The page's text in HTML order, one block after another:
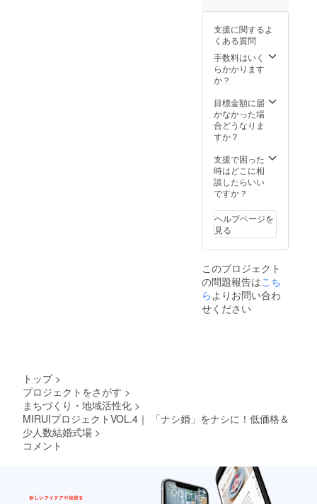
静岡市
登呂2-
14-16
駐車場
完備 ※
店舗ま
通費は
ご負担
いただ
きま
き！ 女
誕生
会・歓
送迎会
などに
ご利用
い。
※20名を
超える
場合は1
8,000円
追加と
なりま
す。 駐
備。
2020年
6月から
12月ま
日にち
で、事
前予約
制とな
りま
のお手
元にチ
す。 チ
ケット
記載の
加料金
様
15,000
円でご
利用い
ただけ
2020年
6月から
12月ま
でのお
で、事
前予約
制とな
りま
※2020
年6月に
お客様
のお手
ケット
をお届
けしま
す。 チ
ケット
ムで
す。 店
駿河区
登呂2-
14-16
支援に関するよ
くある質問
手数料はいく
らかかります
か？
目標金額に届
かなかった場
合どうなりま
すか？
支援で困った
時はどこに相
談したらいい
ですか？
ヘルプページを
見る
このプロジェクト
の問題報告はこち
らよりお問い合わ
せください
トップ >
プロジェクトをさがす >
まちづくり・地域活性化 >
MIRUIプロジェクトVOL.4｜ 「ナシ婚」をナシに！低価格＆
少人数結婚式場 >
コメント